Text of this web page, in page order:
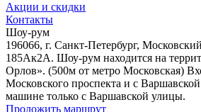
Акции и скидки
Контакты
Шоу-рум
196066, г. Санкт-Петербург,
185Ак2А. Шоу-рум находится на
Орлов». (500м от метро Московская)
Московского проспекта и с
машине только с Варшавской улицы.
Проложить маршрут